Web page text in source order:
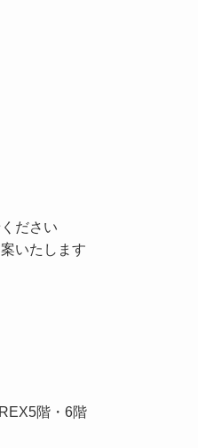
ださい
いたします
階・6階